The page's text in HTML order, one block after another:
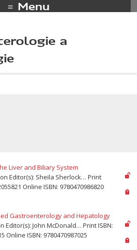
Menu
a
Liver and Biliary System
Editor(s): Sheila Sherlock… Print
Online ISBN: 9780470986820
Gastroenterology and Hepatology
Editor(s): John McDonald… Print ISBN:
Online ISBN: 9780470987025